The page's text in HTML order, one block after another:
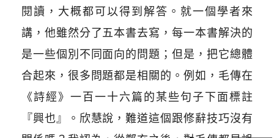
閱讀，大概都可以得到解答。就一個學者來
講，他雖然分了五本書去寫，每一本書解決的
是一些個別不同面向的問題；但是，把它總體
合起來，很多問題都是相關的。例如，毛傳在
《詩經》一百一十六篇的某些句子下面標註
『興也』。欣慧說，難道這個跟修辭技巧沒有